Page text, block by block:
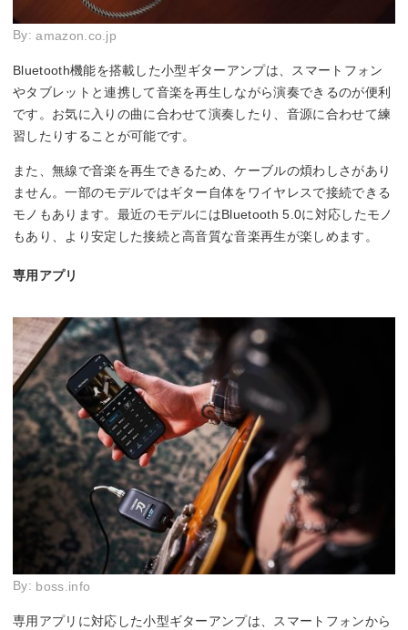
By:amazon.co.jp
Bluetooth機能を搭載した小型ギターアンプは、スマートフォン
やタブレットと連携して音楽を再生しながら演奏できるのが便利
です。お気に入りの曲に合わせて演奏したり、音源に合わせて練
習したりすることが可能です。
また、無線で音楽を再生できるため、ケーブルの煩わしさがあり
ません。一部のモデルではギター自体をワイヤレスで接続できる
モノもあります。最近のモデルにはBluetooth 5.0に対応したモノ
もあり、より安定した接続と高音質な音楽再生が楽しめます。
専用アプリ
By: boss.info
専用アプリに対応した小型ギターアンプは、スマートフォンから